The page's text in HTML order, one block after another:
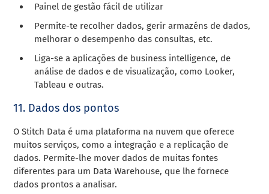
Painel de gestão fácil de utilizar
Permite-te recolher dados, gerir armazéns de dados,
melhorar o desempenho das consultas, etc.
Liga-se a aplicações de business intelligence, de
análise de dados e de visualização, como Looker,
Tableau e outras.
11. Dados dos pontos
O Stitch Data é uma plataforma na nuvem que oferece
muitos serviços, como a integração e a replicação de
dados. Permite-lhe mover dados de muitas fontes
diferentes para um Data Warehouse, que lhe fornece
dados prontos a analisar.